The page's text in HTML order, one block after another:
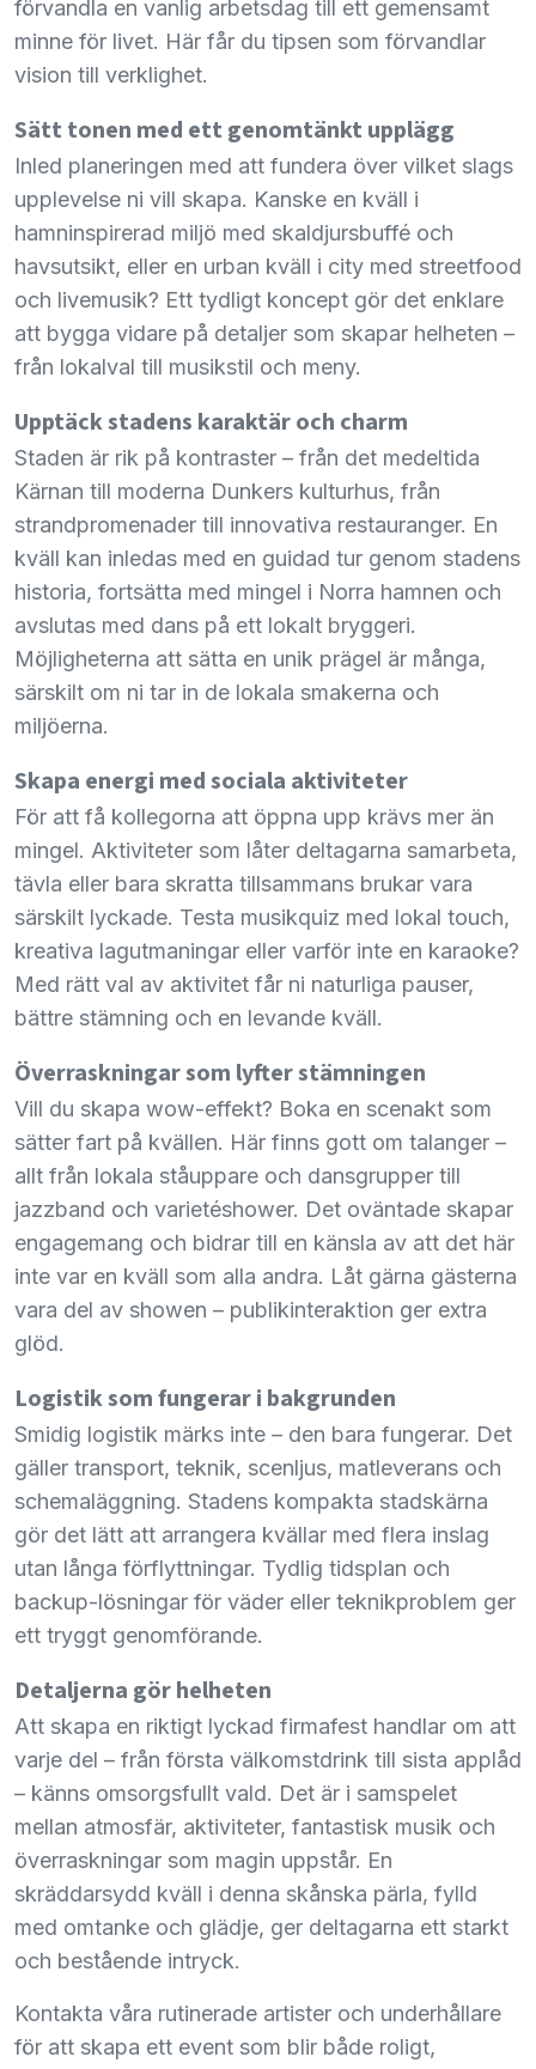
förvandla en vanlig arbetsdag till ett gemensamt
minne för livet. Här får du tipsen som förvandlar
vision till verklighet.
Sätt tonen med ett genomtänkt upplägg
Inled planeringen med att fundera över vilket slags
upplevelse ni vill skapa. Kanske en kväll i
hamninspirerad miljö med skaldjursbuffé och
havsutsikt, eller en urban kväll i city med streetfood
och livemusik? Ett tydligt koncept gör det enklare
att bygga vidare på detaljer som skapar helheten –
från lokalval till musikstil och meny.
Upptäck stadens karaktär och charm
Staden är rik på kontraster – från det medeltida
Kärnan till moderna Dunkers kulturhus, från
strandpromenader till innovativa restauranger. En
kväll kan inledas med en guidad tur genom stadens
historia, fortsätta med mingel i Norra hamnen och
avslutas med dans på ett lokalt bryggeri.
Möjligheterna att sätta en unik prägel är många,
särskilt om ni tar in de lokala smakerna och
miljöerna.
Skapa energi med sociala aktiviteter
För att få kollegorna att öppna upp krävs mer än
mingel. Aktiviteter som låter deltagarna samarbeta,
tävla eller bara skratta tillsammans brukar vara
särskilt lyckade. Testa musikquiz med lokal touch,
kreativa lagutmaningar eller varför inte en karaoke?
Med rätt val av aktivitet får ni naturliga pauser,
bättre stämning och en levande kväll.
Överraskningar som lyfter stämningen
Vill du skapa wow-effekt? Boka en scenakt som
sätter fart på kvällen. Här finns gott om talanger –
allt från lokala ståuppare och dansgrupper till
jazzband och varietéshower. Det oväntade skapar
engagemang och bidrar till en känsla av att det här
inte var en kväll som alla andra. Låt gärna gästerna
vara del av showen – publikinteraktion ger extra
glöd.
Logistik som fungerar i bakgrunden
Smidig logistik märks inte – den bara fungerar. Det
gäller transport, teknik, scenljus, matleverans och
schemaläggning. Stadens kompakta stadskärna
gör det lätt att arrangera kvällar med flera inslag
utan långa förflyttningar. Tydlig tidsplan och
backup-lösningar för väder eller teknikproblem ger
ett tryggt genomförande.
Detaljerna gör helheten
Att skapa en riktigt lyckad firmafest handlar om att
varje del – från första välkomstdrink till sista applåd
– känns omsorgsfullt vald. Det är i samspelet
mellan atmosfär, aktiviteter, fantastisk musik och
överraskningar som magin uppstår. En
skräddarsydd kväll i denna skånska pärla, fylld
med omtanke och glädje, ger deltagarna ett starkt
och bestående intryck.
Kontakta våra rutinerade artister och underhållare
för att skapa ett event som blir både roligt,